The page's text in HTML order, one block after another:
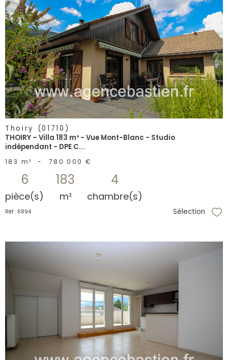
voir le
bien
Thoiry (01710)
THOIRY – Villa 183 m² - Vue Mont-Blanc - Studio
indépendant - DPE C...
183 m² - 780 000 €
6
pièce(s)
183
m²
4
chambre(s)
Réf : 6894 Sélection
voir le
bien